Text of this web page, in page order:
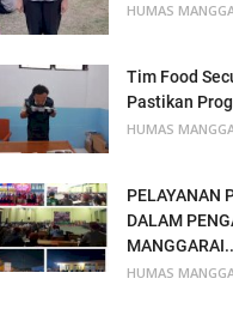
HUMAS
Tim Food
Pastikan
HUMAS
PELAYANAN
DALAM
HUMAS